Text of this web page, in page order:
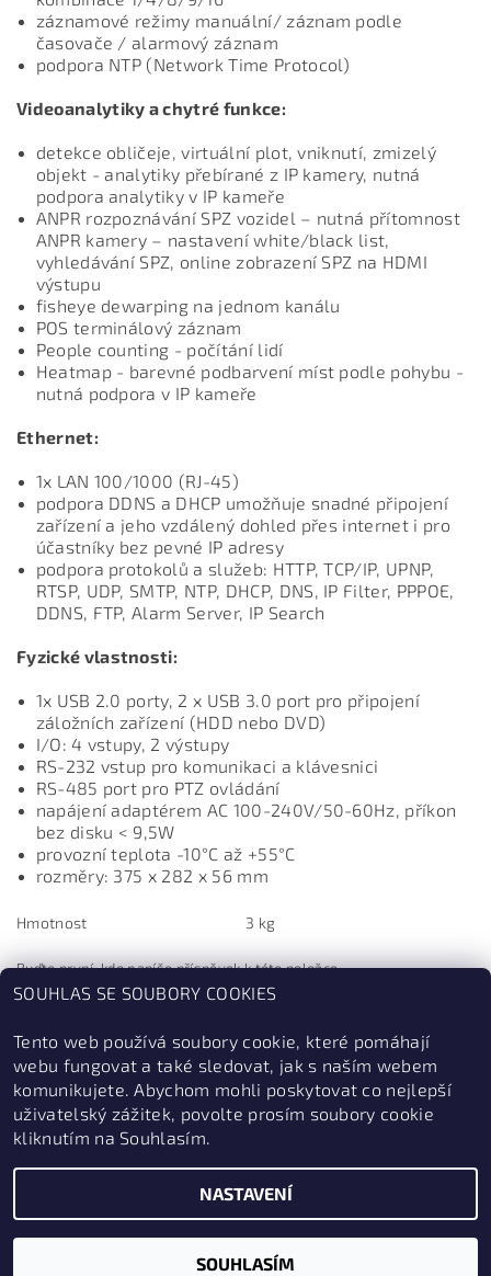
záznamové režimy manuální/ záznam podle
časovače / alarmový záznam
podpora NTP (Network Time Protocol)
Videoanalytiky a chytré funkce:
detekce obličeje, virtuální plot, vniknutí, zmizelý
objekt - analytiky přebírané z IP kamery, nutná
podpora analytiky v IP kameře
ANPR rozpoznávání SPZ vozidel – nutná přítomnost
ANPR kamery – nastavení white/black list,
vyhledávání SPZ, online zobrazení SPZ na HDMI
výstupu
fisheye dewarping na jednom kanálu
POS terminálový záznam
People counting - počítání lidí
Heatmap - barevné podbarvení míst podle pohybu -
nutná podpora v IP kameře
Ethernet:
1x LAN 100/1000 (RJ-45)
podpora DDNS a DHCP umožňuje snadné připojení
zařízení a jeho vzdálený dohled přes internet i pro
účastníky bez pevné IP adresy
podpora protokolů a služeb: HTTP, TCP/IP, UPNP,
RTSP, UDP, SMTP, NTP, DHCP, DNS, IP Filter, PPPOE,
DDNS, FTP, Alarm Server, IP Search
Fyzické vlastnosti:
1x USB 2.0 porty, 2 x USB 3.0 port pro připojení
záložních zařízení (HDD nebo DVD)
I/O: 4 vstupy, 2 výstupy
RS-232 vstup pro komunikaci a klávesnici
RS-485 port pro PTZ ovládání
napájení adaptérem AC 100-240V/50-60Hz, příkon
bez disku < 9,5W
provozní teplota -10°C až +55°C
rozměry: 375 x 282 x 56 mm
Hmotnost 3 kg
Buďte první, kdo napíše příspěvek k této položce.
2026 © ZabezpečSe.cz, všechna práva vyhrazena
Vytvořil Shoptet
SOUHLAS SE SOUBORY COOKIES
Tento web používá soubory cookie, které pomáhají
webu fungovat a také sledovat, jak s naším webem
komunikujete. Abychom mohli poskytovat co nejlepší
uživatelský zážitek, povolte prosím soubory cookie
kliknutím na Souhlasím.
NASTAVENÍ
SOUHLASÍM